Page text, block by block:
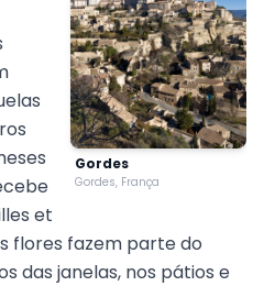
Gordes
Gordes, França
et
flores fazem parte do
das janelas, nos pátios e